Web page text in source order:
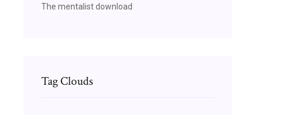
The mentalist download
Tag Clouds